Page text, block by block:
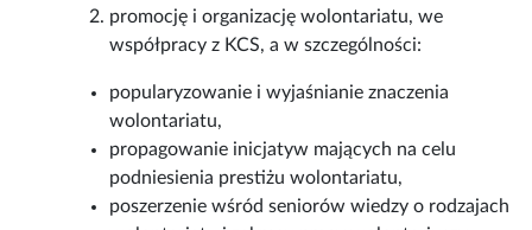
promocję i organizację wolontariatu, we
współpracy z KCS, a w szczególności:
popularyzowanie i wyjaśnianie znaczenia
wolontariatu,
propagowanie inicjatyw mających na celu
podniesienia prestiżu wolontariatu,
poszerzenie wśród seniorów wiedzy o rodzajach